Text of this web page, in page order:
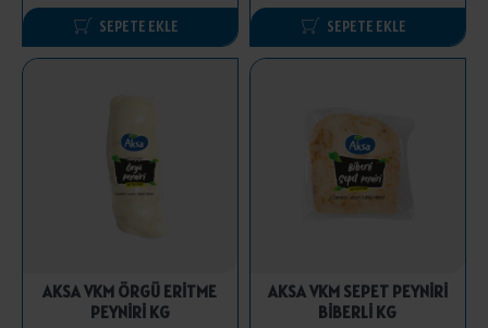
SEPETE EKLE SEPETE EKLE
AKSA VKM ÖRGÜ ERİTME
PEYNİRİ KG
AKSA VKM SEPET PEYNİRİ
BİBERLİ KG